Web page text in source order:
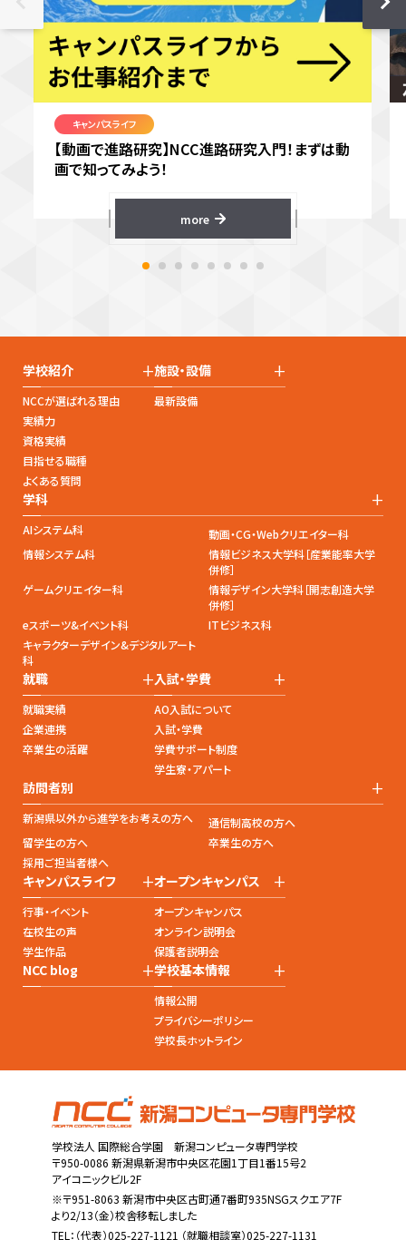
キャンパスライフ
【動画で進路研究】NCC進路研究入門！まずは動
画で知ってみよう！
more
学校紹介 +
NCCが選ばれる理由
実績力
資格実績
目指せる職種
よくある質問
施設・設備 +
最新設備
学科 +
AIシステム科
動画・CG・Webクリエイター科
情報システム科
情報ビジネス大学科［産業能率大学
併修］
ゲームクリエイター科
情報デザイン大学科［開志創造大学
併修］
eスポーツ&イベント科
ITビジネス科
キャラクターデザイン&デジタルアート
科
就職 +
就職実績
企業連携
卒業生の活躍
入試・学費 +
AO入試について
入試・学費
学費サポート制度
学生寮・アパート
訪問者別 +
新潟県以外から進学をお考えの方へ
通信制高校の方へ
留学生の方へ
卒業生の方へ
採用ご担当者様へ
キャンパスライフ +
行事・イベント
在校生の声
学生作品
オープンキャンパス +
オープンキャンパス
オンライン説明会
保護者説明会
NCC blog +学校基本情報 +
情報公開
プライバシーポリシー
学校長ホットライン
学校法人 国際総合学園 新潟コンピュータ専門学校
〒950-0086 新潟県新潟市中央区花園1丁目1番15号2
アイコニックビル2F
※〒951-8063 新潟市中央区古町通7番町935NSGスクエア7F
より2/13（金）校舎移転しました
TEL： （代表）025-227-1121 （就職相談室）025-227-1131